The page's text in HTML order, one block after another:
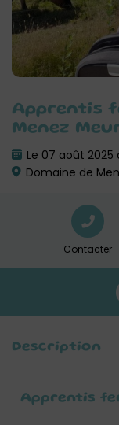
Apprentis
Menez
Le 07 août 2025
Domaine de
Contacter
Description
Apprentis